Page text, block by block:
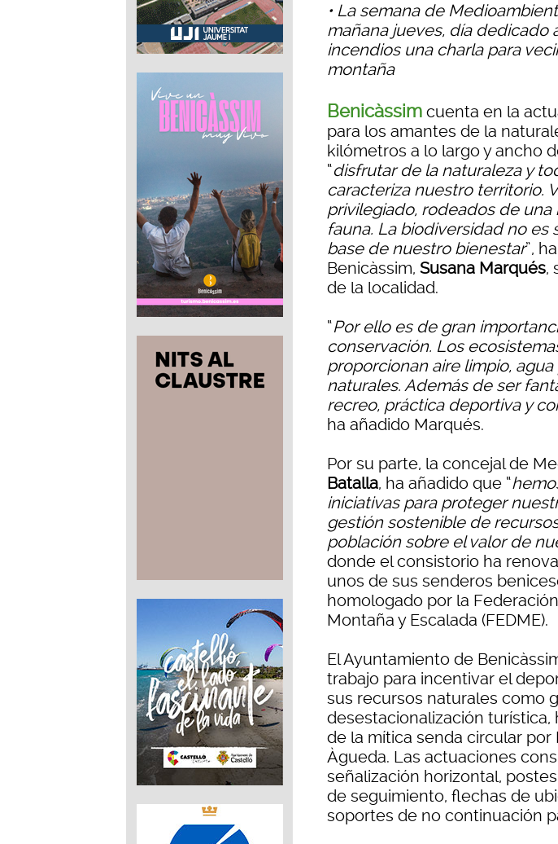
• La semana de
mañana jueves, día dedicado
incendios una charla para
montaña
Benicàssim cuenta en la
para los amantes de la
kilómetros a lo largo y ancho
“disfrutar de la naturaleza y
caracteriza nuestro territorio.
privilegiado, rodeados de una
fauna. La biodiversidad no es
base de nuestro bienestar”,
Benicàssim, Susana Marqués,
de la localidad.
“Por ello es de gran
conservación. Los
proporcionan aire limpio,
naturales. Además de ser
recreo, práctica deportiva y
ha añadido Marqués.
Por su parte, la concejal de
Batalla, ha añadido que “
iniciativas para proteger
gestión sostenible de
población sobre el valor de
donde el consistorio ha
unos de sus senderos
homologado por la
Montaña y Escalada (FEDME).
El Ayuntamiento de
trabajo para incentivar el
sus recursos naturales como
desestacionalización
de la mítica senda circular por
Àgueda. Las actuaciones
señalización horizontal,
de seguimiento, flechas de
soportes de no continuación